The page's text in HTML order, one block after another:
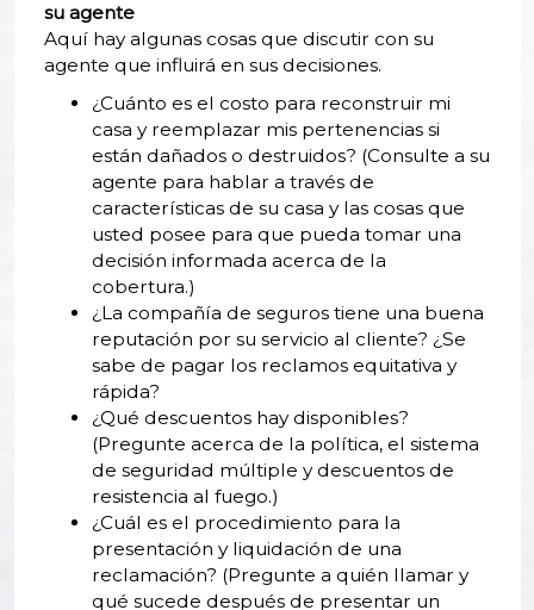
su agente
Aquí hay algunas cosas que discutir con su
agente que influirá en sus decisiones.
¿Cuánto es el costo para reconstruir mi
casa y reemplazar mis pertenencias si
están dañados o destruidos? (Consulte a su
agente para hablar a través de
características de su casa y las cosas que
usted posee para que pueda tomar una
decisión informada acerca de la
cobertura.)
¿La compañía de seguros tiene una buena
reputación por su servicio al cliente? ¿Se
sabe de pagar los reclamos equitativa y
rápida?
¿Qué descuentos hay disponibles?
(Pregunte acerca de la política, el sistema
de seguridad múltiple y descuentos de
resistencia al fuego.)
¿Cuál es el procedimiento para la
presentación y liquidación de una
reclamación? (Pregunte a quién llamar y
qué sucede después de presentar un